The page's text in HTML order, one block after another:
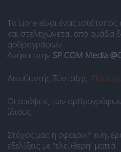
Το Libre είναι ένας
και στελεχώνεται από ομάδα
αρθρογράφων.
Ανήκει στην SP COM Media
Διευθυντής Σύνταξης:
Οι απόψεις των
ίδιους.
Στόχος μας η σφαιρική
εξελίξεις με “ελεύθερη” ματιά.